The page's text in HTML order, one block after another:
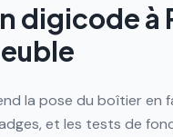
digicode à
la pose du boîtier en
et les tests de